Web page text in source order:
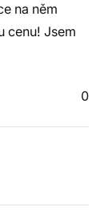
na něm
cenu! Jsem
0